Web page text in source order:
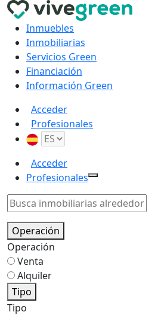
Inmuebles
Inmobiliarias
Servicios Green
Financiación
Información Green
Acceder
Profesionales
Acceder
Profesionales
Operación
Operación
Venta
Alquiler
Tipo
Tipo